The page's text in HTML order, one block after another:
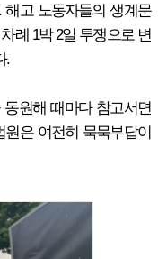
고 노동자들의 생계문
례 1박 2일 투쟁으로 변
.
원해 때마다 참고서면
은 여전히 묵묵부답이